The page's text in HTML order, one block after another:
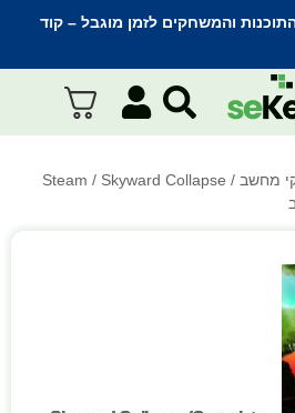
והמשחקים לזמן מוגבל – קוד
מחשב /
Steam / Skyward Collapse